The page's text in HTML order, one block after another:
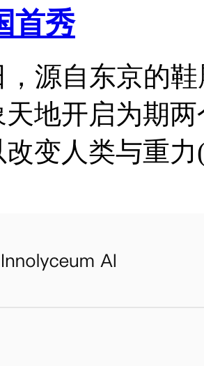
首秀
，源自东京的
地开启为期
改变人类与重力